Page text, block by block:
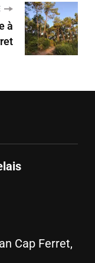
à
Cap Ferret,